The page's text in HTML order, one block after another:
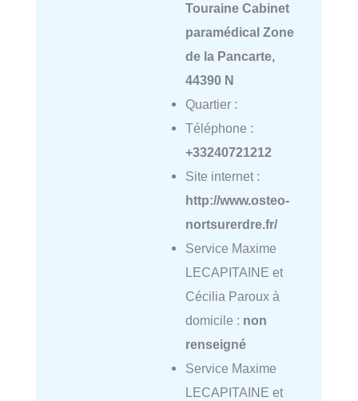
Touraine Cabinet
paramédical Zone
de la Pancarte,
44390 N
Quartier :
Téléphone :
+33240721212
Site internet :
http://www.osteo-
nortsurerdre.fr/
Service Maxime
LECAPITAINE et
Cécilia Paroux à
domicile : non
renseigné
Service Maxime
LECAPITAINE et